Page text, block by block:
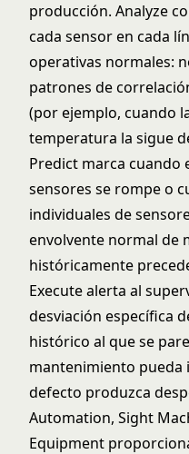
producción. Analyze
cada sensor en cada
operativas normales:
patrones de
(por ejemplo, cuando
temperatura la sigue
Predict marca cuando
sensores se rompe o
individuales de
envolvente normal de
históricamente
Execute alerta al
desviación específica
histórico al que se
mantenimiento pueda
defecto produzca
Automation, Sight
Equipment